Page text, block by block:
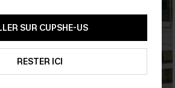
SUR CUPSHE-US
RESTER ICI